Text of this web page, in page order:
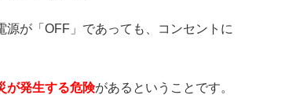
が「OFF」であっても、コンセントに
が発生する危険があるということです。